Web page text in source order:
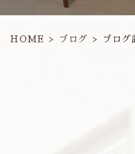
HOME ブログ ブログ